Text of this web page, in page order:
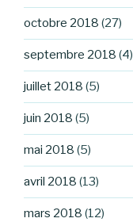
octobre 2018 (27)
septembre 2018 (4)
juillet 2018 (5)
juin 2018 (5)
mai 2018 (5)
avril 2018 (13)
mars 2018 (12)